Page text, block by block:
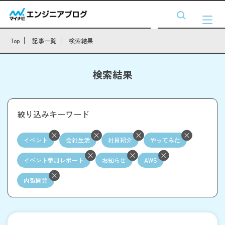
Top 記事一覧 検索結果
検索結果
絞り込みキーワード
イベント 会社生活 社員紹介 やってみた
イベント参加レポート お知らせ AWS
内製開発